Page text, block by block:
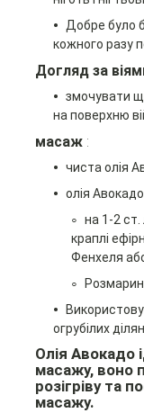
Добре було
кожного разу
Догляд за
змочувати
на поверхню
масаж:
чиста олія
олія
на 1-2
краплі
Фенхеля
огрубілих
Олія Авокадо
масажу, воно
розігріву та
масажу.